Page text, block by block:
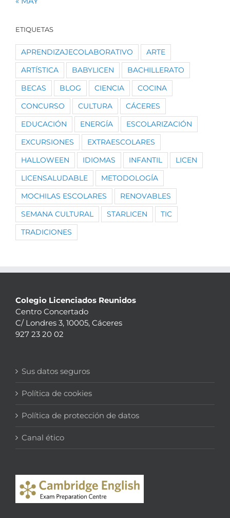
ETIQUETAS
APRENDIZAJECOLABORATIVO ARTE
ARTÍSTICA BABYLICEN BACHILLERATO
BECAS BLOG CIENCIA COCINA
CONCURSO CULTURA CÁCERES
EDUCACIÓN ENERGÍA ESCOLARIZACIÓN
EXCURSIONES EXTRAESCOLARES
HALLOWEEN IDIOMAS INFANTIL LICEN
LICENSALUDABLE METODOLOGÍA
MOCHILAS ESCOLARES RENOVABLES
SEMANA CULTURAL STARLICEN TIC
TRADICIONES
Colegio Licenciados Reunidos
Centro Concertado
C/ Londres 3, 10005, Cáceres
927 23 20 02
Sus datos seguros
Política de cookies
Política de protección de datos
Canal ético